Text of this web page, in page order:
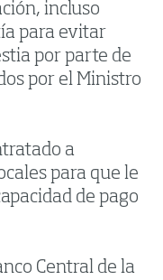
incluso
para evitar
por parte de
por el Ministro
a
para que le
de pago
Central de la